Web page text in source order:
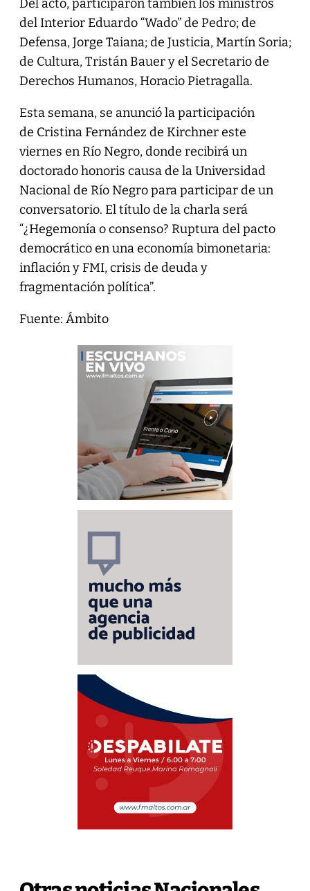
Del acto, participaron también los ministros
del Interior Eduardo “Wado” de Pedro; de
Defensa, Jorge Taiana; de Justicia, Martín Soria;
de Cultura, Tristán Bauer y el Secretario de
Derechos Humanos, Horacio Pietragalla.
Esta semana, se anunció la participación
de Cristina Fernández de Kirchner este
viernes en Río Negro, donde recibirá un
doctorado honoris causa de la Universidad
Nacional de Río Negro para participar de un
conversatorio. El título de la charla será
“¿Hegemonía o consenso? Ruptura del pacto
democrático en una economía bimonetaria:
inflación y FMI, crisis de deuda y
fragmentación política”.
Fuente: Ámbito